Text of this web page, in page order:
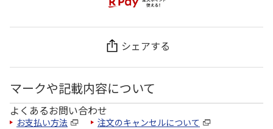
シェアする
マークや記載内容について
よくあるお問い合わせ
お支払い方法 注文のキャンセルについて